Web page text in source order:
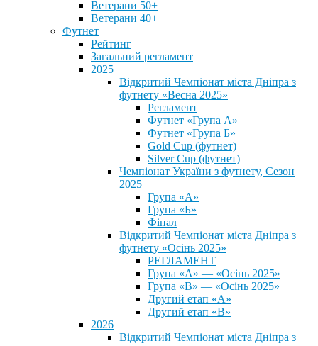
Ветерани 50+
Ветерани 40+
Футнет
Рейтинг
Загальний регламент
2025
Відкритий Чемпіонат міста Дніпра з
футнету «Весна 2025»
Регламент
Футнет «Група А»
Футнет «Група Б»
Gold Cup (футнет)
Silver Cup (футнет)
Чемпіонат України з футнету, Сезон
2025
Група «А»
Група «Б»
Фінал
Відкритий Чемпіонат міста Дніпра з
футнету «Осінь 2025»
РЕГЛАМЕНТ
Група «А» — «Осінь 2025»
Група «В» — «Осінь 2025»
Другий етап «А»
Другий етап «В»
2026
Відкритий Чемпіонат міста Дніпра з